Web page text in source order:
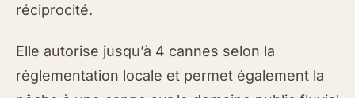
réciprocité.
Elle autorise jusqu’à 4 cannes selon la
réglementation locale et permet également la